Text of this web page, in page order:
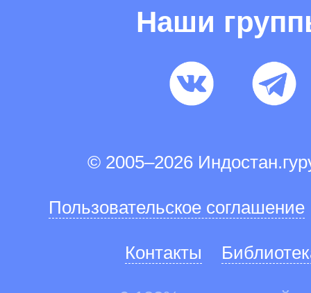
Наши
© 2005–2026
Пользовательское соглашение
Контакты